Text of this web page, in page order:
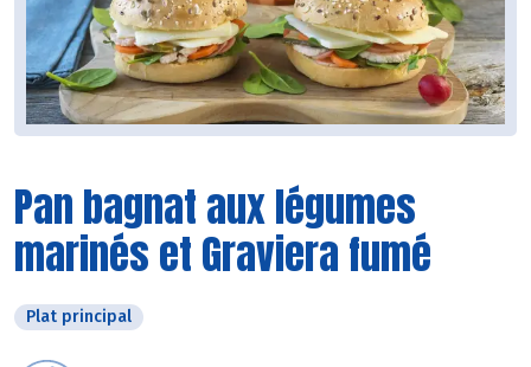
Pan bagnat aux légumes
marinés et Graviera fumé
Plat principal